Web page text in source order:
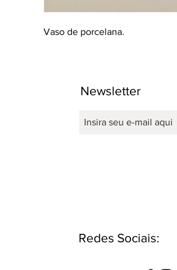
Vaso de porcelana.
Newsletter
Redes Sociais: